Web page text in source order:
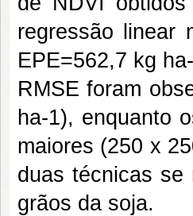
regressão linear
EPE=562,7 kg
RMSE foram
ha-1), enquanto
maiores (250 x
duas técnicas se
grãos da soja.